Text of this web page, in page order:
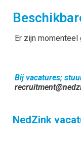
Er zijn momenteel
Bij vacatures;
NedZink